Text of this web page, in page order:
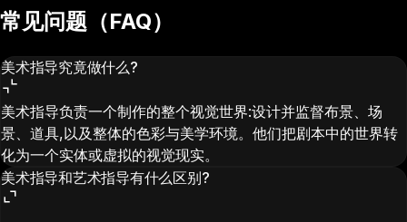
常见问题（FAQ）
美术指导究竟做什么?
美术指导负责一个制作的整个视觉世界:设计并监督布景、场
景、道具,以及整体的色彩与美学环境。他们把剧本中的世界转
化为一个实体或虚拟的视觉现实。
美术指导和艺术指导有什么区别?